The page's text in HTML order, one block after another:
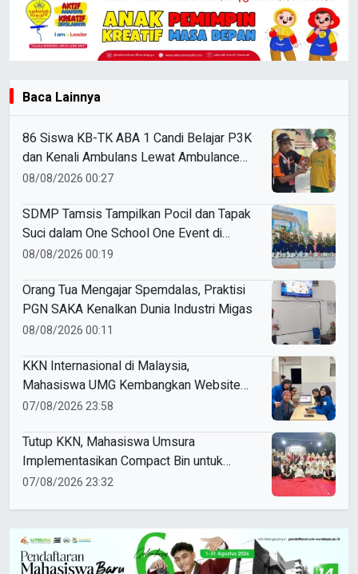
Baca Lainnya
86 Siswa KB-TK ABA 1 Candi Belajar P3K
dan Kenali Ambulans Lewat Ambulance
Goes to Schools
08/08/2026 00:27
SDMP Tamsis Tampilkan Pocil dan Tapak
Suci dalam One School One Event di
Mojokerto
08/08/2026 00:19
Orang Tua Mengajar Spemdalas, Praktisi
PGN SAKA Kenalkan Dunia Industri Migas
08/08/2026 00:11
KKN Internasional di Malaysia,
Mahasiswa UMG Kembangkan Website
Pengenalan Budaya Indonesia
07/08/2026 23:58
Tutup KKN, Mahasiswa Umsura
Implementasikan Compact Bin untuk
Sampah Anorganik di Ketabang
07/08/2026 23:32